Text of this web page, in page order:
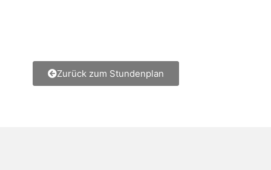
Zurück zum Stundenplan